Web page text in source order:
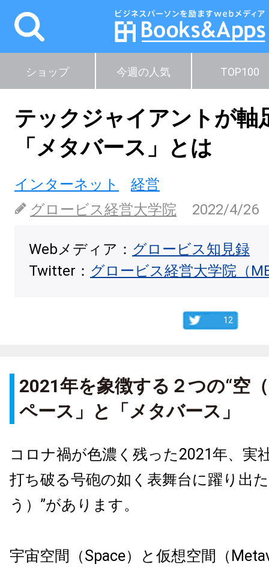
ショップ 今週の人気 TOP100
テックジャイアントが軸
「メタバース」とは
インターネット
経営
グロービス経営大学院
2022/4/26
Webメディア： グロービス知見録
Twitter： グロービス経営大学院（
12
2021年を象徴する２つの“空
ペース」と「メタバース」
コロナ禍が色濃く残った2021年、実
打ち破る号砲の如く表舞台に躍り出
う）”があります。
宇宙空間（Space）と仮想空間（